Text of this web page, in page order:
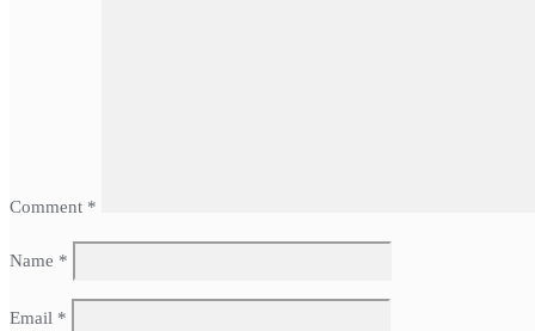
Comment *
Name *
Email *